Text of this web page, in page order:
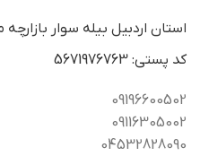
استان اردبيل بيله سوار بازارچه مرزي
كد پستي: 5671976763
09196600502
09116305002
04532828090